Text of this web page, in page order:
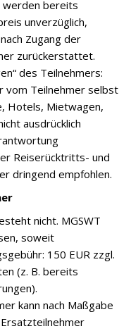
werden bereits
unverzüglich,
Zugang der
zurückerstattet.
des Teilnehmers:
vom Teilnehmer selbst
Hotels, Mietwagen,
ausdrücklich
Reiserücktritts- und
dringend empfohlen.
nicht. MGSWT
soweit
150 EUR zzgl.
(z. B. bereits
kann nach Maßgabe